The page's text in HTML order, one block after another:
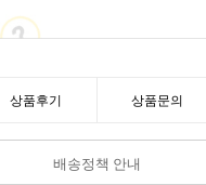
상품후기 상품문의
배송정책 안내